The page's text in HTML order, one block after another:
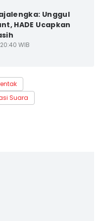
Unggul
HADE Ucapkan
WIB
Suara